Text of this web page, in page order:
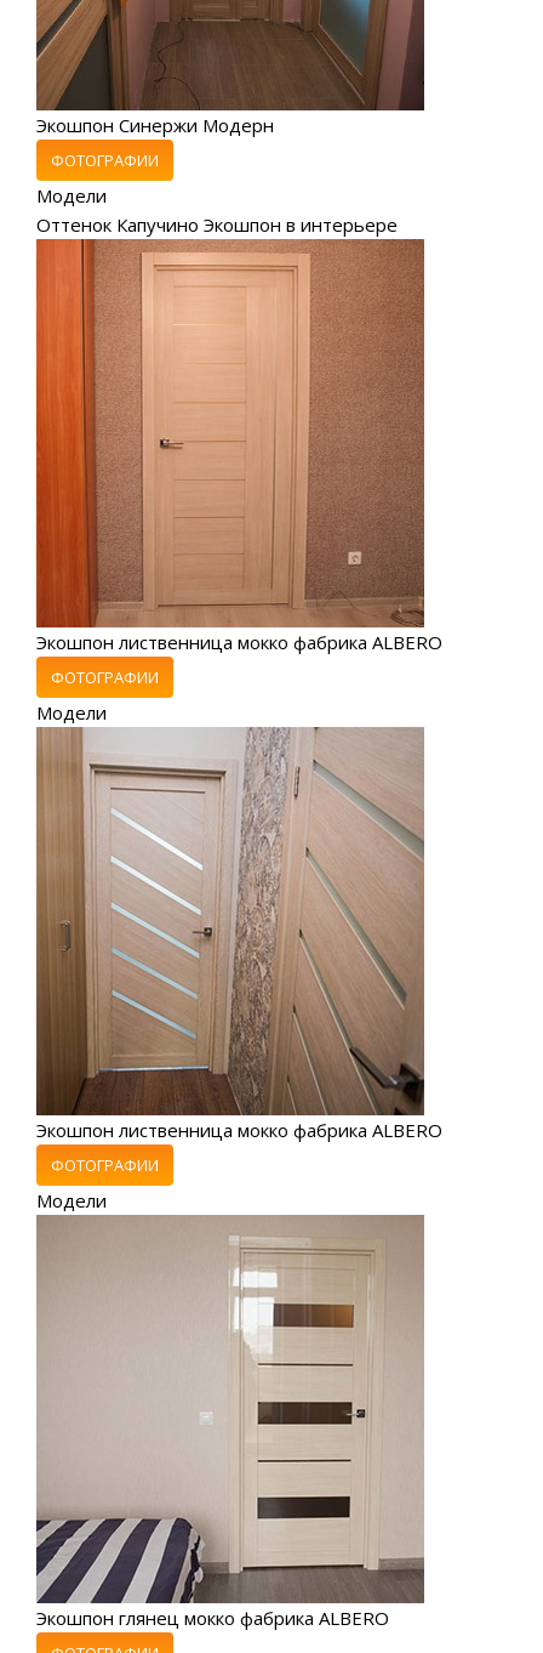
Экошпон Синержи Модерн
ФОТОГРАФИИ
Модели
Оттенок Капучино Экошпон в интерьере
Экошпон лиственница мокко фабрика ALBERO
ФОТОГРАФИИ
Модели
Экошпон лиственница мокко фабрика ALBERO
ФОТОГРАФИИ
Модели
Экошпон глянец мокко фабрика ALBERO